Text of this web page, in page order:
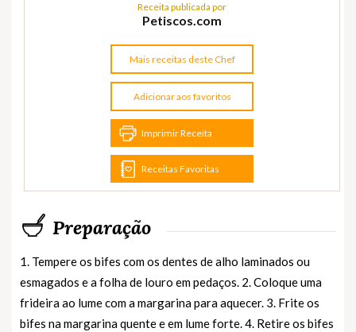
Receita publicada por
Petiscos.com
Mais receitas deste Chef
Adicionar aos favoritos
Imprimir Receita
Receitas Favoritas
Preparação
1. Tempere os bifes com os dentes de alho laminados ou
esmagados e a folha de louro em pedaços. 2. Coloque uma
frideira ao lume com a margarina para aquecer. 3. Frite os
bifes na margarina quente e em lume forte. 4. Retire os bifes